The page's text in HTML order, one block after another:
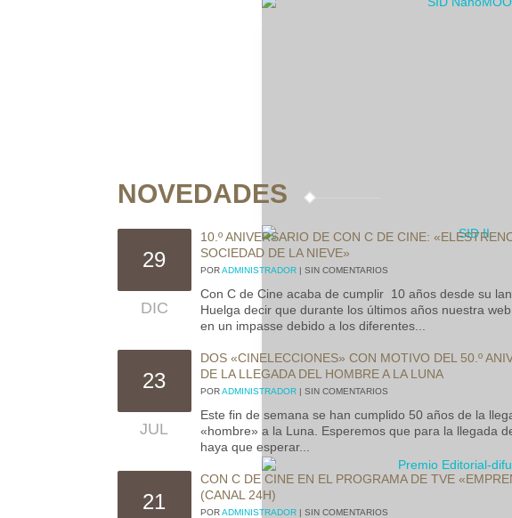
Una web para
NOVEDADES
29
DIC
10.º ANIVERSARIO DE CON C DE CINE:
SOCIEDAD DE LA NIEVE»
PORADMINISTRADOR | SIN COMENTARIOS
Con C de Cine acaba de cumplir 10 años desde su
Huelga decir que durante los últimos años nuestra
en un impasse debido a los diferentes...
23
JUL
DOS «CINELECCIONES» CON MOTIVO DEL 50.º
DE LA LLEGADA DEL HOMBRE A LA LUNA
PORADMINISTRADOR | SIN COMENTARIOS
Este fin de semana se han cumplido 50 años de la
«hombre» a la Luna. Esperemos que para la llegada
haya que esperar...
21
CON C DE CINE EN EL PROGRAMA DE TVE
(CANAL 24H)
PORADMINISTRADOR | SIN COMENTARIOS